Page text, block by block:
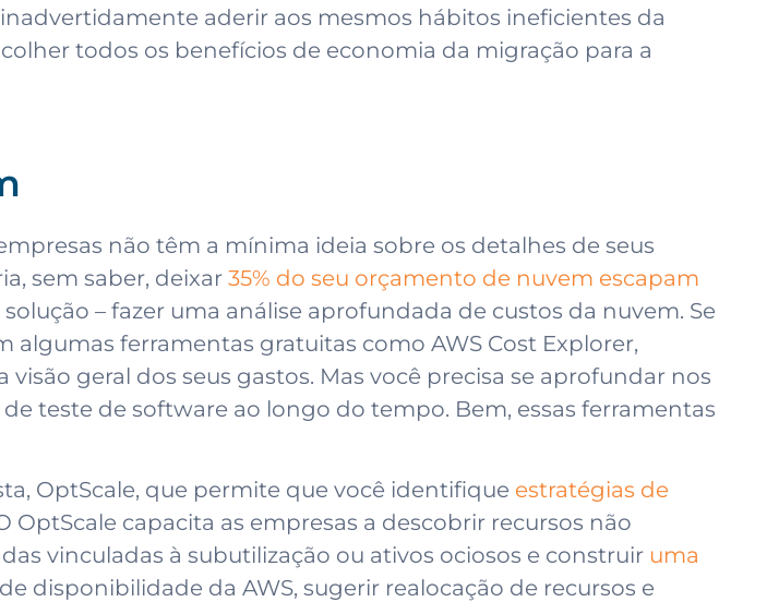
aderir aos mesmos hábitos ineficientes da
todos os benefícios de economia da migração para a
não têm a mínima ideia sobre os detalhes de seus
sem saber, deixar 35% do seu orçamento de nuvem escapam
– fazer uma análise aprofundada de custos da nuvem. Se
algumas ferramentas gratuitas como AWS Cost Explorer,
geral dos seus gastos. Mas você precisa se aprofundar nos
teste de software ao longo do tempo. Bem, essas ferramentas
OptScale, que permite que você identifique estratégias de
OptScale capacita as empresas a descobrir recursos não
vinculadas à subutilização ou ativos ociosos e construir uma
disponibilidade da AWS, sugerir realocação de recursos e